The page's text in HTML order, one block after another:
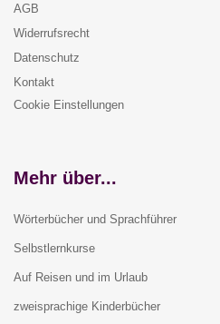
AGB
Widerrufsrecht
Datenschutz
Kontakt
Cookie Einstellungen
Mehr über...
Wörterbücher und Sprachführer
Selbstlernkurse
Auf Reisen und im Urlaub
zweisprachige Kinderbücher